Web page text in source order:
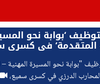
‘بوابة نحو
المتقدمة‘ في كسرى
"بوابة نحو المسيرة المهنية –
الدرزي في كسرى سميع،